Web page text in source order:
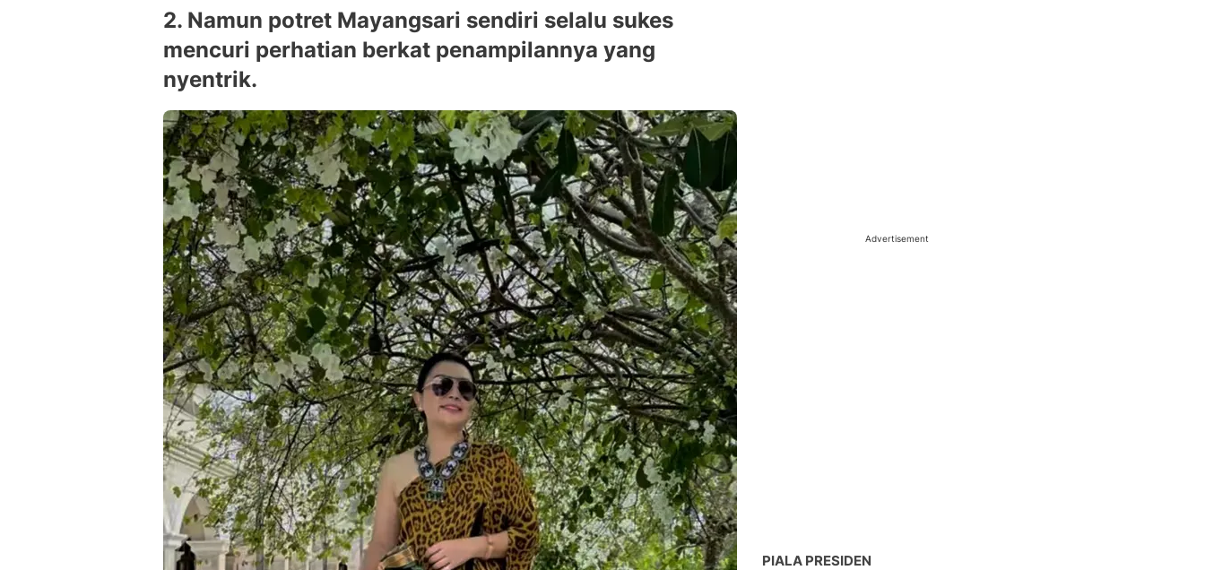
2. Namun potret Mayangsari sendiri selalu sukes
mencuri perhatian berkat penampilannya yang
nyentrik.
Advertisement
PIALA PRESIDEN